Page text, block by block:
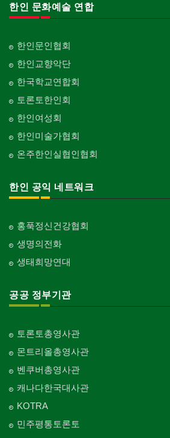
한인 문화예술 연합
한인문인협회
한인교향악단
한국학교연합회
토론토한인회
한인여성회
한인미술가협회
온주한인실협인협회
한인 공익 네트워크
홍푹정신건강협회
생명의전화
생태희망연대
공공 정부기관
토론토총영사관
몬트리올총영사관
벤쿠버총영사관
캐나다한국대사관
KOTRA
민주평통토론토